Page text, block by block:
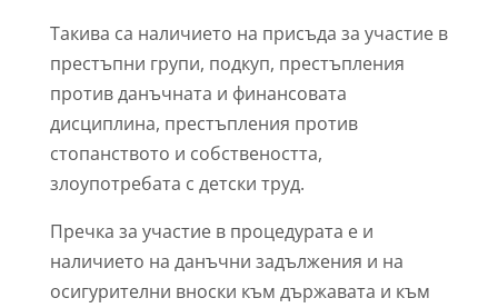
Такива са наличието на присъда за участие в
престъпни групи, подкуп, престъпления
против данъчната и финансовата
дисциплина, престъпления против
стопанството и собствеността,
злоупотребата с детски труд.
Пречка за участие в процедурата е и
наличието на данъчни задължения и на
осигурителни вноски към държавата и към